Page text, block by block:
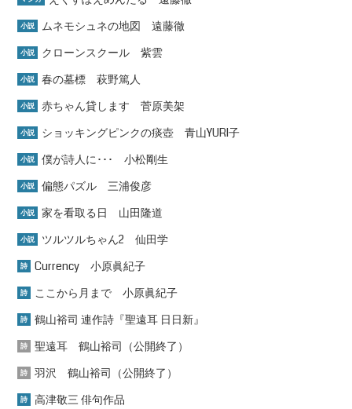
小説 ムネモシュネの地図 遠藤徹
小説 クローンスクール 紫雲
小説 春の墓標 萩野篤人
小説 赤ちゃん貸します 菅原美架
小説 ショッキングピンクの痰壺 青山YURI子
小説 僕が詩人に･･･ 小松剛生
小説 偏態パズル 三浦俊彦
小説 家を看取る日 山田隆道
小説 ツルツルちゃん2 仙田学
詩 Currency 小原眞紀子
詩 ここから月まで 小原眞紀子
詩 鶴山裕司 連作詩『聖遠耳 日日新』
詩 聖遠耳 鶴山裕司（公開終了）
詩 羽沢 鶴山裕司（公開終了）
詩 高津敬三 俳句作品